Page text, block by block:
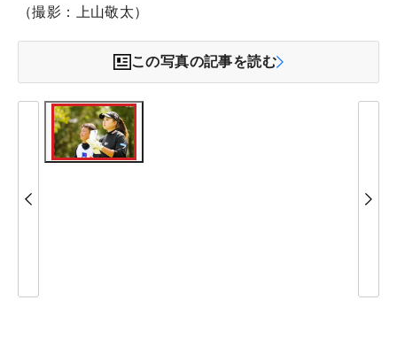
（撮影：上山敬太）
この写真の記事を読む